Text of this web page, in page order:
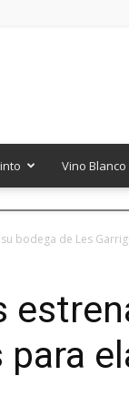
Vino Blanco
bodega de Les
para